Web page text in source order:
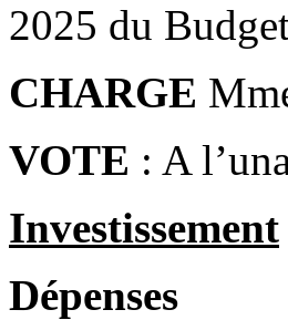
2025 du
CHARGE
VOTE : A
Investissement
Dépenses